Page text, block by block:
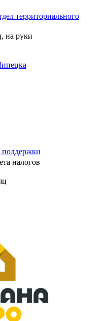
территориального
на руки
поддержки
налогов